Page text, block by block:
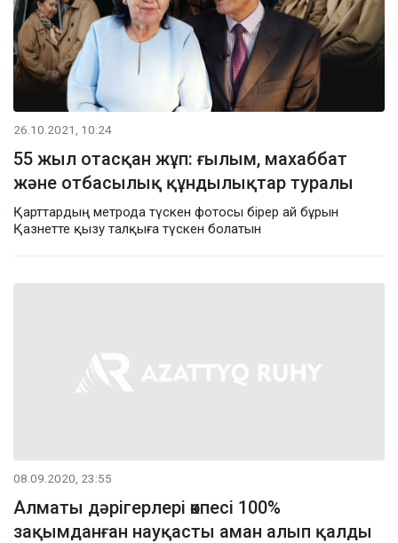
26.10.2021, 10:24
55 жыл отасқан жұп: ғылым, махаббат
және отбасылық құндылықтар туралы
Қарттардың метрода түскен фотосы бірер ай бұрын
Қазнетте қызу талқыға түскен болатын
08.09.2020, 23:55
Алматы дәрігерлері өкпесі 100%
зақымданған науқасты аман алып қалды